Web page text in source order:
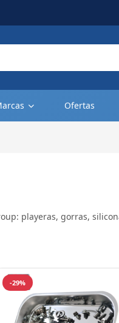
Ofertas
playeras, gorras,
-29%